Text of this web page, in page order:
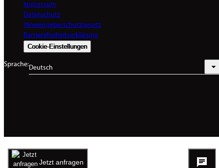
Jetzt anfragen
Impressum
Datenschutz
Hinweisgeberschutzgesetz
Barrierefreiheitserklärung
Cookie-Einstellungen
Sprache:Deutsch